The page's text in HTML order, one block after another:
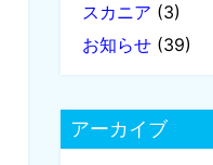
スカニア (3)
お知らせ (39)
アーカイブ